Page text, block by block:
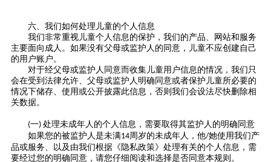
六、我们如何处理儿童的个人信息
我们非常重视儿童个人信息的保护，我们的产品、网站和服务
主要面向成人。如果没有父母或监护人的同意，儿童不应创建自己
的用户账户。
对于经父母或监护人同意而收集儿童用户信息的情况，我们只
会在受到法律允许、父母或监护人明确同意或者保护儿童所必要的
情况下储存、使用或公开披露此信息，否则我们会设法尽快删除相
关数据。
(一) 处理未成年人的个人信息，需要取得其监护人的明确同意
如果您的被监护人是未满14周岁的未成年人，他/她使用我们产
品或服务、以及由我们根据《隐私政策》处理有关的个人信息，需
要经过您的明确同意，请您仔细阅读和选择是否同意本规则。